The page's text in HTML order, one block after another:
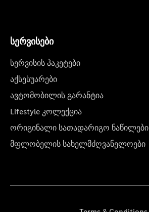
სერვისები
სერვისის პაკეტები
აქსესუარები
ავტომობილის გარანტია
Lifestyle კოლექცია
ორიგინალი სათადარიგო ნაწილები
მფლობელის სახელმძღვანელოები